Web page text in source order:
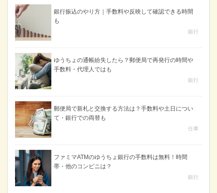
銀行振込のやり方｜手数料や反映して確認できる時間
も
銀行
ゆうちょの通帳紛失したら？郵便局で再発行の時間や
手数料・代理人ではも
銀行
郵便局で新札と交換する方法は？手数料や土日につい
て・銀行での両替も
仕事
ファミマATMのゆうちょ銀行の手数料は無料！時間
帯・他のコンビニは？
銀行